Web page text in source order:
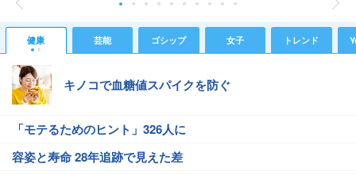
健康 芸能 ゴシップ 女子 トレンド
キノコで血糖値スパイクを防ぐ
「モテるためのヒント」326人に
容姿と寿命 28年追跡で見えた差